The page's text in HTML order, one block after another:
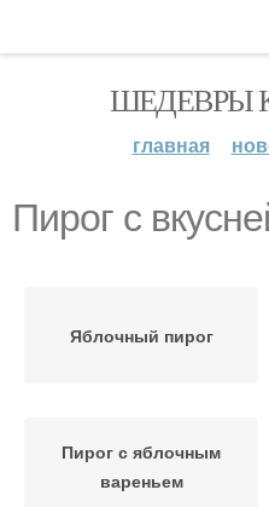
ШЕДЕВРЫ
главная
Пирог с
Яблочный пирог
Пирог с яблочным
вареньем